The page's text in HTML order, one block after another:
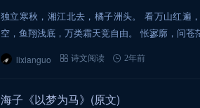
独立寒秋，湘江北去，橘子洲头。 看万山红遍
空，鱼翔浅底，万类霜天竞自由。 怅寥廓，问
lixianguo 诗文阅读 2年前
海子《以梦为马》(原文)